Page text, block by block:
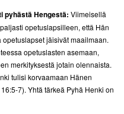
pyhästä Hengestä: Viimeisellä
opetuslapsilleen, että Hän
jäisivät maailmaan.
opetuslasten asemaan,
merkityksestä jotain olennaista.
tulisi korvaamaan Hänen
7). Yhtä tärkeä Pyhä Henki on